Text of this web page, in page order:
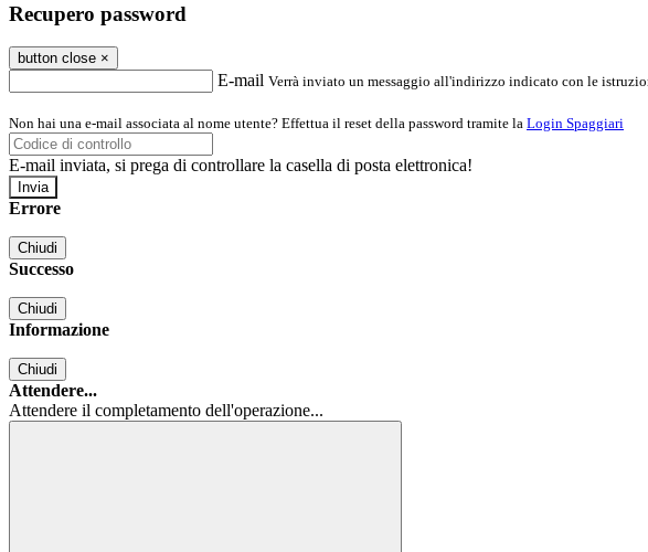
Recupero password
button close ×
E-mail Verrà inviato un messaggio all'indirizzo indicato con le
Non hai una e-mail associata al nome utente? Effettua il reset della password tramite la Login Spaggiari
E-mail inviata, si prega di controllare la casella di posta elettronica!
Errore
Chiudi
Successo
Chiudi
Informazione
Chiudi
Attendere...
Attendere il completamento dell'operazione...